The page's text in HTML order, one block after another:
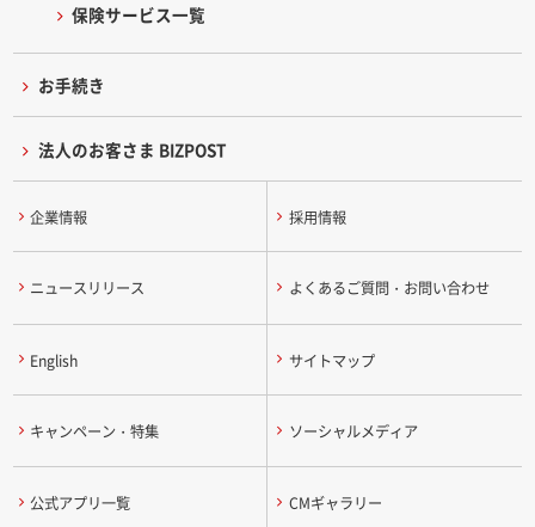
保険サービス一覧
お手続き
法人のお客さま BIZPOST
企業情報 採用情報
ニュースリリース よくあるご質問・お問い合わせ
English サイトマップ
キャンペーン・特集 ソーシャルメディア
公式アプリ一覧 CMギャラリー